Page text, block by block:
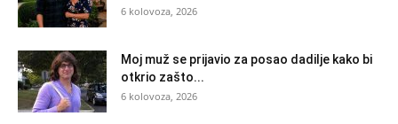
6 kolovoza, 2026
Moj muž se prijavio za posao dadilje kako bi
otkrio zašto...
6 kolovoza, 2026